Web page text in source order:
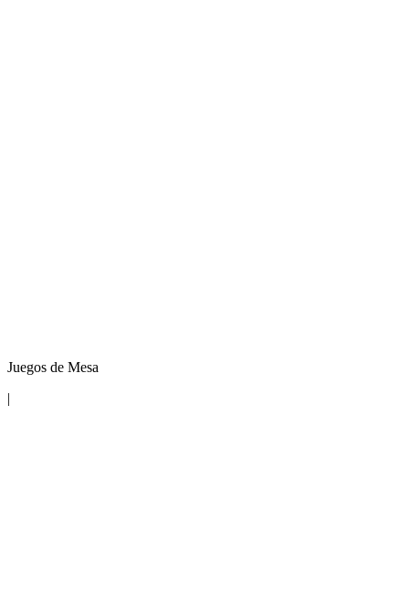
Juegos de Mesa
|